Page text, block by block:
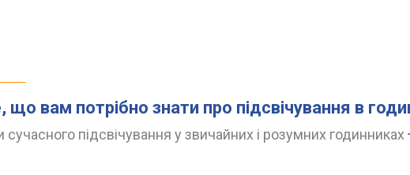
що вам потрібно знати про підсвічування в
сучасного підсвічування у звичайних і розумних годинниках